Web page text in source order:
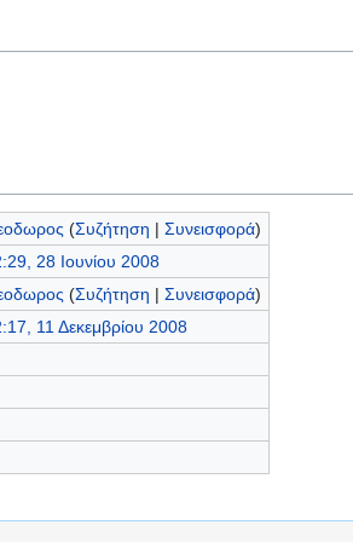
(Συζήτηση | Συνεισφορά)
28 Ιουνίου 2008
(Συζήτηση | Συνεισφορά)
11 Δεκεμβρίου 2008